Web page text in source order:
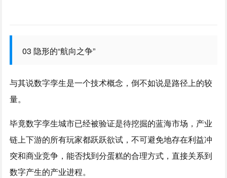
03 隐形的“航向之争”
与其说数字孪生是一个技术概念，倒不如说是路径上的较
量。
毕竟数字孪生城市已经被验证是待挖掘的蓝海市场，产业
链上下游的所有玩家都跃跃欲试，不可避免地存在利益冲
突和商业竞争，能否找到分蛋糕的合理方式，直接关系到
数字产生的产业进程。